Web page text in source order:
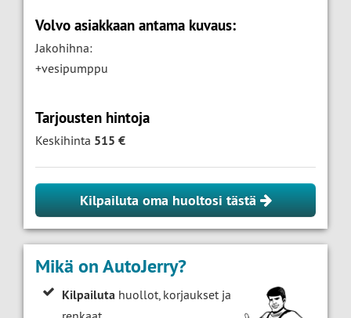
Volvo asiakkaan antama kuvaus:
Jakohihna:
+vesipumppu
Tarjousten hintoja
Keskihinta 515 €
Kilpailuta oma huoltosi tästä
Mikä on AutoJerry?
Kilpailuta huollot, korjaukset ja